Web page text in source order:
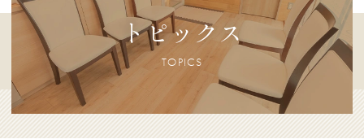
トピックス
TOPICS